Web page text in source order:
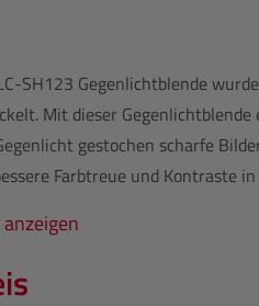
SH123 Gegenlichtblende
Mit dieser
gestochen scharfe
Farbtreue und Kontraste